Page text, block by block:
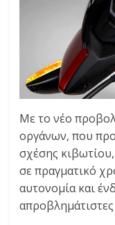
Με το νέο
οργάνων, που
σχέσης
σε πραγματικό
αυτονομία και